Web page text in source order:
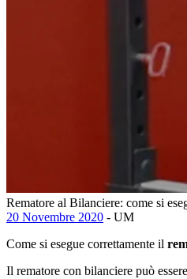
Rematore al Bilanciere: come si
20 Novembre 2020 - UM
Come si esegue correttamente il
Il rematore con bilanciere può